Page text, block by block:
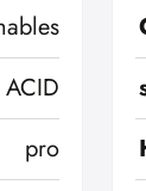
ACID
pro